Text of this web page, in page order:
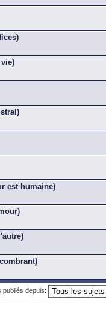
est humaine)
publiés depuis: